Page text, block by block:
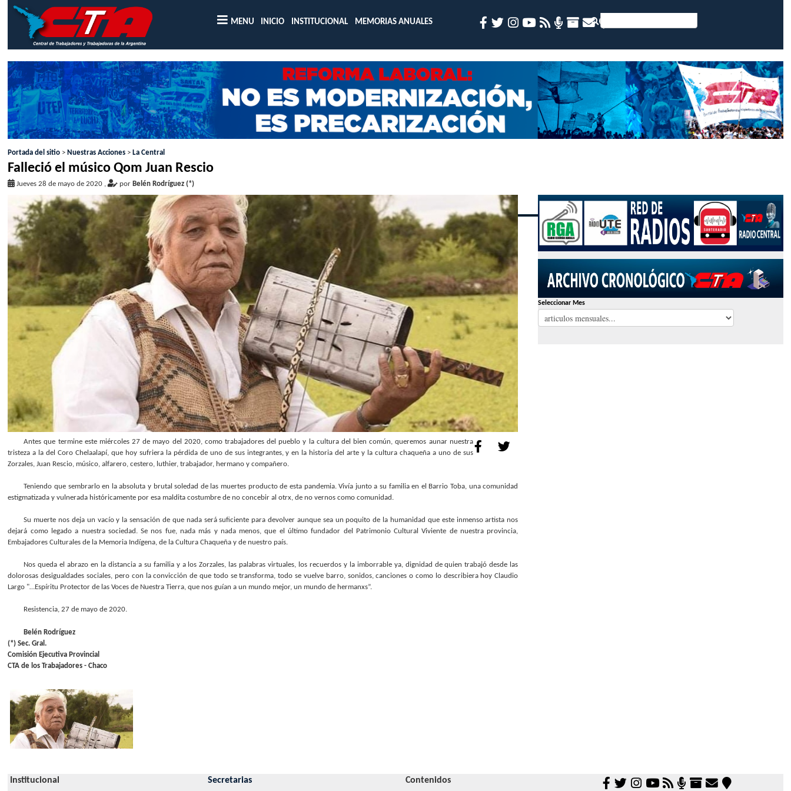
MENU INICIO INSTITUCIONAL MEMORIAS ANUALES
Portada del sitio > Nuestras Acciones > La Central
Falleció el músico Qom Juan Rescio
Jueves 28 de mayo de 2020 , por Belén Rodríguez (*)
Antes que termine este miércoles 27 de mayo del 2020, como trabajadores del pueblo y la cultura del bien común, queremos aunar nuestra
tristeza a la del Coro Chelaalapí, que hoy sufriera la pérdida de uno de sus integrantes, y en la historia del arte y la cultura chaqueña a uno de sus
Zorzales, Juan Rescio, músico, alfarero, cestero, luthier, trabajador, hermano y compañero.
Teniendo que sembrarlo en la absoluta y brutal soledad de las muertes producto de esta pandemia. Vivía junto a su familia en el Barrio Toba, una comunidad
estigmatizada y vulnerada históricamente por esa maldita costumbre de no concebir al otrx, de no vernos como comunidad.
Su muerte nos deja un vacío y la sensación de que nada será suficiente para devolver aunque sea un poquito de la humanidad que este inmenso artista nos
dejará como legado a nuestra sociedad. Se nos fue, nada más y nada menos, que el último fundador del Patrimonio Cultural Viviente de nuestra provincia,
Embajadores Culturales de la Memoria Indígena, de la Cultura Chaqueña y de nuestro país.
Nos queda el abrazo en la distancia a su familia y a los Zorzales, las palabras virtuales, los recuerdos y la imborrable ya, dignidad de quien trabajó desde las
dolorosas desigualdades sociales, pero con la convicción de que todo se transforma, todo se vuelve barro, sonidos, canciones o como lo describiera hoy Claudio
Largo "…Espíritu Protector de las Voces de Nuestra Tierra, que nos guían a un mundo mejor, un mundo de hermanxs”.
Resistencia, 27 de mayo de 2020.
Belén Rodríguez
(*) Sec. Gral.
Comisión Ejecutiva Provincial
CTA de los Trabajadores - Chaco
Seleccionar Mes
Institucional Secretarias Contenidos